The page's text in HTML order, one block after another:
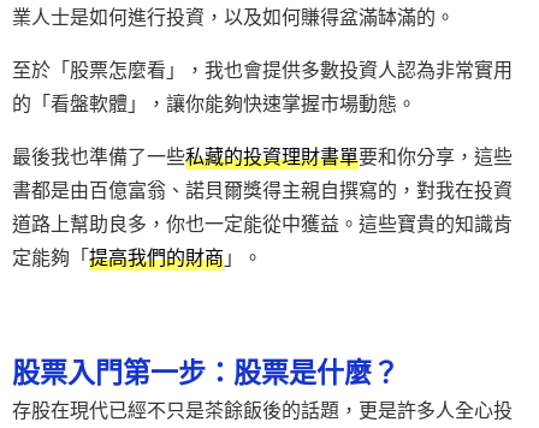
業人士是如何進行投資，以及如何賺得盆滿缽滿的。
至於「股票怎麼看」，我也會提供多數投資人認為非常實用
的「看盤軟體」，讓你能夠快速掌握市場動態。
最後我也準備了一些私藏的投資理財書單要和你分享，這些
書都是由百億富翁、諾貝爾獎得主親自撰寫的，對我在投資
道路上幫助良多，你也一定能從中獲益。這些寶貴的知識肯
定能夠「提高我們的財商」。
股票入門第一步：股票是什麼？
存股在現代已經不只是茶餘飯後的話題，更是許多人全心投